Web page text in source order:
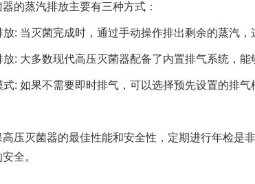
的蒸汽排放主要有三种方式：
放: 当灭菌完成时，通过手动操作排出剩余的蒸汽，
放: 大多数现代高压灭菌器配备了内置排气系统，
式: 如果不需要即时排气，可以选择预先设置的排气
高压灭菌器的最佳性能和安全性，定期进行年检是
全。